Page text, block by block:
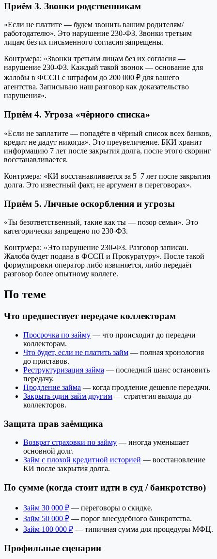
Приём 3. Звонки родственникам
«Если не платите — будем звонить вашим родителям/
работодателю». Это нарушение 230-ФЗ. Звонки третьим
лицам без их письменного согласия запрещены.
Контрмера: «Звонки третьим лицам без их согласия —
нарушение 230-ФЗ. Каждый такой звонок — основание для
жалобы в ФССП с штрафом до 200 000 ₽ для вашего
агентства. Записываю наш разговор как доказательство
нарушения».
Приём 4. Угроза «чёрного списка»
«Если не заплатите — попадёте в чёрный список всех банков,
кредит не дадут никогда». Это преувеличение. БКИ хранит
информацию 7 лет после закрытия долга, после этого скоринг
восстанавливается.
Контрмера: «КИ восстанавливается за 5–7 лет после закрытия
долга. Это известный факт, не аргумент в переговорах».
Приём 5. Личные оскорбления и угрозы
«Ты безответственный, такие как ты — позор семьи». Это
категорически запрещено по 230-ФЗ.
Контрмера: «Это нарушение 230-ФЗ. Разговор записан.
Жалоба будет подана в ФССП и Прокуратуру». После такой
формулировки оператор либо извиняется, либо передаёт
разговор более опытному коллеге.
По теме
Что предшествует передаче коллекторам
Просрочка по займу — что происходит до передачи
коллекторам.
Что будет, если не платить займ — полная хронология
до приставов.
Реструктуризация займа — последний шанс остановить
передачу.
Продление займа — когда продление дешевле передачи.
Закрыть один займ другим — стратегия выхода до
коллекторов.
Защита прав заёмщика
Возврат страховки по займу — иногда уменьшает
основной долг.
Займ с плохой кредитной историей — восстановление
КИ после закрытия долга.
По сумме (когда стоит идти в суд / банкротство)
Займ 30 000 ₽ — переговоры о скидке.
Займ 50 000 ₽ — порог внесудебного банкротства.
Займ 100 000 ₽ — типичная сумма для процедуры МФЦ.
Профильные сценарии